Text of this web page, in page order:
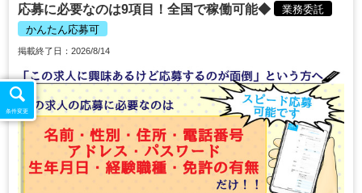
応募に必要なのは9項目！全国で稼働可能◆
業務委託
かんたん応募可
掲載終了日：2026/8/14
条件変更